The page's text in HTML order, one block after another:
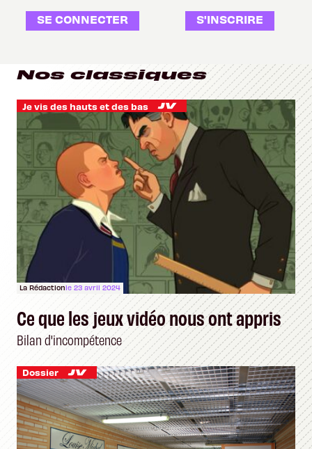
SE CONNECTER S'INSCRIRE
Nos classiques
Je vis des hauts et des bas
La Rédactionle 23 avril 2024
Ce que les jeux vidéo nous ont appris
Bilan d'incompétence
Dossier